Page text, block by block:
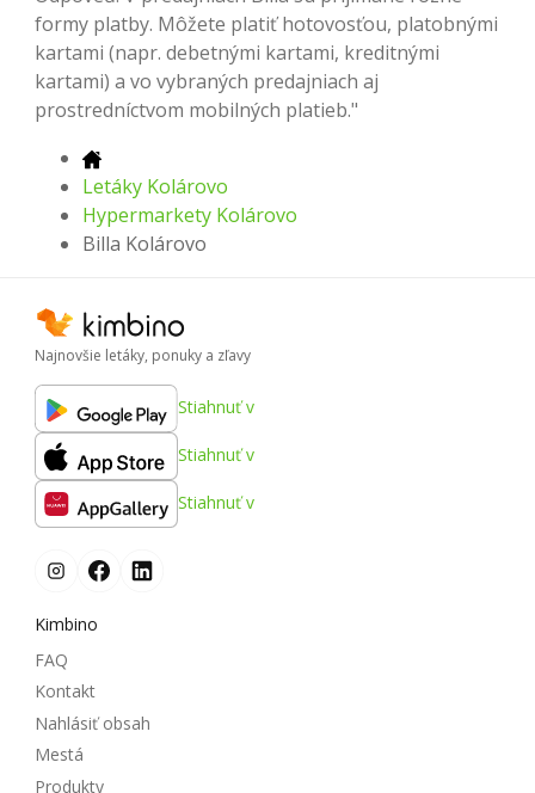
formy platby. Môžete platiť hotovosťou, platobnými
kartami (napr. debetnými kartami, kreditnými
kartami) a vo vybraných predajniach aj
prostredníctvom mobilných platieb."
Letáky Kolárovo
Hypermarkety Kolárovo
Billa Kolárovo
Najnovšie letáky, ponuky a zľavy
Stiahnuť v
Stiahnuť v
Stiahnuť v
Kimbino
FAQ
Kontakt
Nahlásiť obsah
Mestá
Produkty